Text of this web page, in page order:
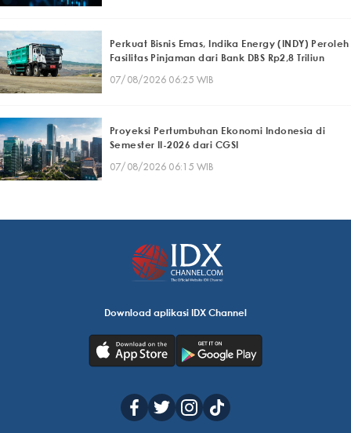
Perkuat Bisnis Emas, Indika Energy (INDY) Peroleh
Fasilitas Pinjaman dari Bank DBS Rp2,8 Triliun
07/08/2026 06:25 WIB
Proyeksi Pertumbuhan Ekonomi Indonesia di
Semester II-2026 dari CGSI
07/08/2026 06:15 WIB
Download aplikasi IDX Channel